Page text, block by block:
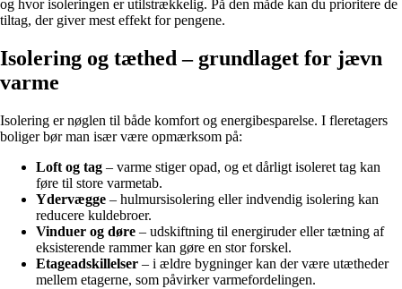
og hvor isoleringen er utilstrækkelig. På den måde kan du prioritere de
tiltag, der giver mest effekt for pengene.
Isolering og tæthed – grundlaget for jævn
varme
Isolering er nøglen til både komfort og energibesparelse. I fleretagers
boliger bør man især være opmærksom på:
Loft og tag – varme stiger opad, og et dårligt isoleret tag kan
føre til store varmetab.
Ydervægge – hulmursisolering eller indvendig isolering kan
reducere kuldebroer.
Vinduer og døre – udskiftning til energiruder eller tætning af
eksisterende rammer kan gøre en stor forskel.
Etageadskillelser – i ældre bygninger kan der være utætheder
mellem etagerne, som påvirker varmefordelingen.